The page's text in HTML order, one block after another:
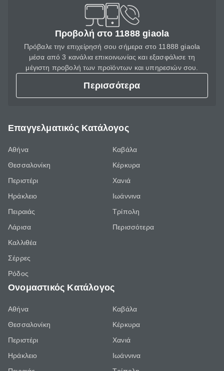
Προβολή στο 11888 giaola
Πρόβαλε την επιχείρησή σου σήμερα στο 11888 giaola
μέσα από 3 κανάλια επικοινωνίας και εξασφάλισε τη
μέγιστη προβολή των προϊόντων και υπηρεσιών σου.
Περισσότερα
Επαγγελματικός Κατάλογος
Αθήνα
Θεσσαλονίκη
Περιστέρι
Ηράκλειο
Πειραιάς
Λάρισα
Καλλιθέα
Σέρρες
Ρόδος
Καβάλα
Κέρκυρα
Χανιά
Ιωάννινα
Τρίπολη
Περισσότερα
Ονομαστικός Κατάλογος
Αθήνα
Θεσσαλονίκη
Περιστέρι
Ηράκλειο
Καβάλα
Κέρκυρα
Χανιά
Ιωάννινα